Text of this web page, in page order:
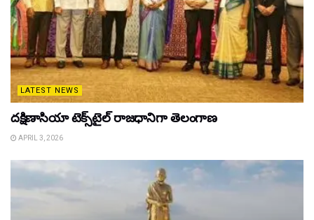
LATEST NEWS
దక్షిణాసియా టెక్స్‌టైల్ రాజధానిగా తెలంగాణ
APRIL 3, 2026